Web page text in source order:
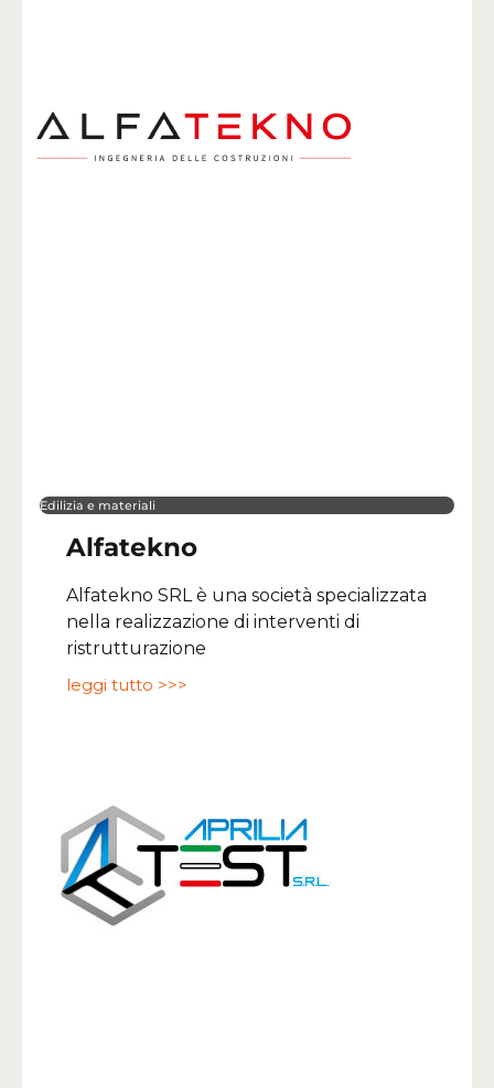
Edilizia e materiali
Alfatekno
Alfatekno SRL è una società specializzata
nella realizzazione di interventi di
ristrutturazione
leggi tutto >>>